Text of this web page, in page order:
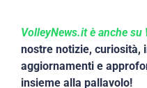
VolleyNews.it è anche su
nostre notizie, curiosità,
aggiornamenti e
insieme alla pallavolo!